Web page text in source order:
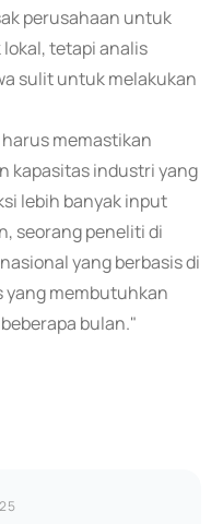
perusahaan untuk
tetapi analis
sulit untuk melakukan
memastikan
kapasitas industri yang
lebih banyak input
seorang peneliti di
yang berbasis di
yang membutuhkan
bulan."